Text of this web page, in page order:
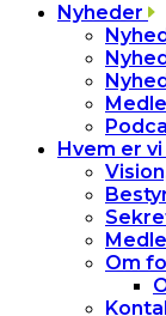
Nyheder
Hvem er vi
Om